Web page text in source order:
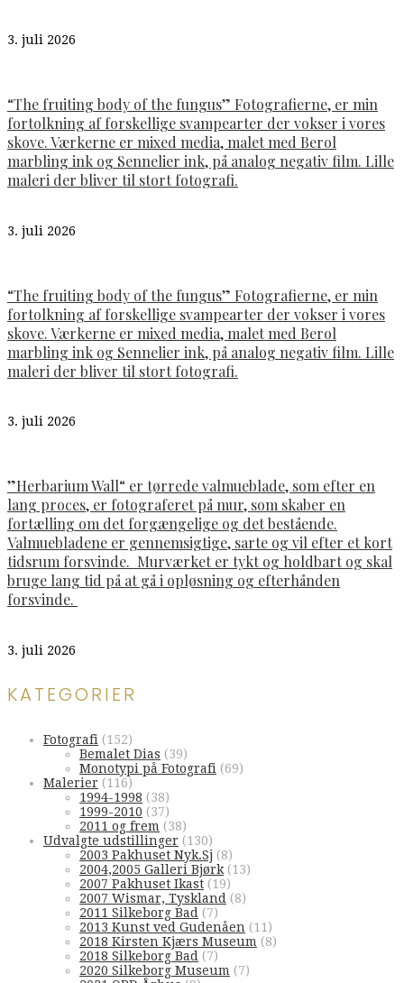
3. juli 2026
“The fruiting body of the fungus” Fotografierne, er min
fortolkning af forskellige svampearter der vokser i vores
skove. Værkerne er mixed media, malet med Berol
marbling ink og Sennelier ink, på analog negativ film. Lille
maleri der bliver til stort fotografi.
3. juli 2026
“The fruiting body of the fungus” Fotografierne, er min
fortolkning af forskellige svampearter der vokser i vores
skove. Værkerne er mixed media, malet med Berol
marbling ink og Sennelier ink, på analog negativ film. Lille
maleri der bliver til stort fotografi.
3. juli 2026
”Herbarium Wall“ er tørrede valmueblade, som efter en
lang proces, er fotograferet på mur, som skaber en
fortælling om det forgængelige og det bestående.
Valmuebladene er gennemsigtige, sarte og vil efter et kort
tidsrum forsvinde. Murværket er tykt og holdbart og skal
bruge lang tid på at gå i opløsning og efterhånden
forsvinde.
3. juli 2026
KATEGORIER
Fotografi (152)
Bemalet Dias (39)
Monotypi på Fotografi (69)
Malerier (116)
1994-1998 (38)
1999-2010 (37)
2011 og frem (38)
Udvalgte udstillinger (130)
2003 Pakhuset Nyk.Sj (8)
2004,2005 Galleri Bjørk (13)
2007 Pakhuset Ikast (19)
2007 Wismar, Tyskland (8)
2011 Silkeborg Bad (7)
2013 Kunst ved Gudenåen (11)
2018 Kirsten Kjærs Museum (8)
2018 Silkeborg Bad (7)
2020 Silkeborg Museum (7)